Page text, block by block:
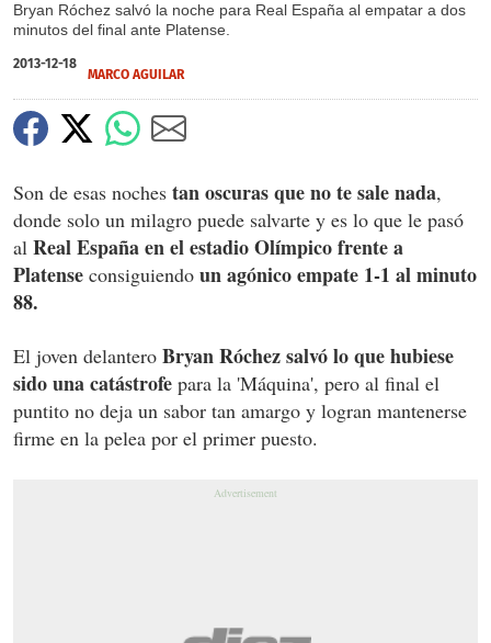
Bryan Róchez salvó la noche para Real España al empatar a dos
minutos del final ante Platense.
2013-12-18
MARCO AGUILAR
Son de esas noches tan oscuras que no te sale nada,
donde solo un milagro puede salvarte y es lo que le pasó
al Real España en el estadio Olímpico frente a
Platense consiguiendo un agónico empate 1-1 al minuto
88.
El joven delantero Bryan Róchez salvó lo que hubiese
sido una catástrofe para la 'Máquina', pero al final el
puntito no deja un sabor tan amargo y logran mantenerse
firme en la pelea por el primer puesto.